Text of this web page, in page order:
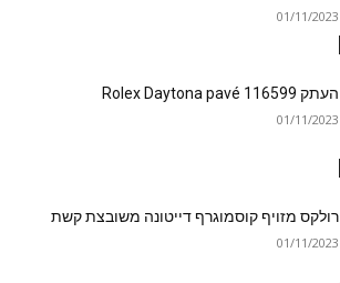
01/11/2023
העתק Rolex Daytona pavé 116599
01/11/2023
רולקס מזויף קוסמוגרף דייטונה משובצת קשת
01/11/2023